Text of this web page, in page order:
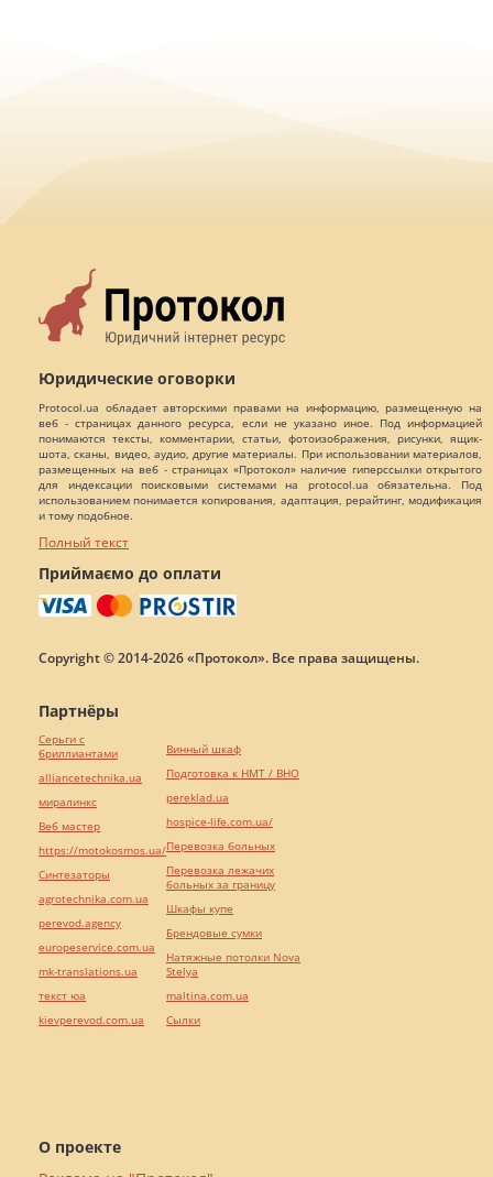
Юридические оговорки
Protocol.ua обладает авторскими правами на информацию, размещенную на
веб - страницах данного ресурса, если не указано иное. Под информацией
понимаются тексты, комментарии, статьи, фотоизображения, рисунки, ящик-
шота, сканы, видео, аудио, другие материалы. При использовании материалов,
размещенных на веб - страницах «Протокол» наличие гиперссылки открытого
для индексации поисковыми системами на protocol.ua обязательна. Под
использованием понимается копирования, адаптация, рерайтинг, модификация
и тому подобное.
Полный текст
Приймаємо до оплати
Copyright © 2014-2026 «Протокол». Все права защищены.
О проекте
Партнёры
Серьги с
бриллиантами
alliancetechnika.ua
миралинкс
Веб мастер
https://motokosmos.ua/
Синтезаторы
agrotechnika.com.ua
perevod.agency
europeservice.com.ua
mk-translations.ua
текст юа
kievperevod.com.ua
Винный шкаф
Подготовка к НМТ / ВНО
pereklad.ua
hospice-life.com.ua/
Перевозка больных
Перевозка лежачих
больных за границу
Шкафы купе
Брендовые сумки
Натяжные потолки Nova
Stelya
maltina.com.ua
Cылки